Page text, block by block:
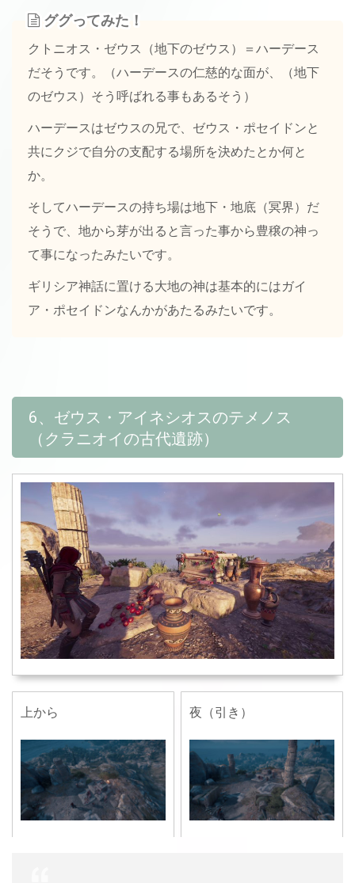
ググってみた！
クトニオス・ゼウス（地下のゼウス）＝ハーデース
だそうです。（ハーデースの仁慈的な面が、（地下
のゼウス）そう呼ばれる事もあるそう）
ハーデースはゼウスの兄で、ゼウス・ポセイドンと
共にクジで自分の支配する場所を決めたとか何と
か。
そしてハーデースの持ち場は地下・地底（冥界）だ
そうで、地から芽が出ると言った事から豊穣の神っ
て事になったみたいです。
ギリシア神話に置ける大地の神は基本的にはガイ
ア・ポセイドンなんかがあたるみたいです。
6、ゼウス・アイネシオスのテメノス
（クラニオイの古代遺跡）
上から 夜（引き）